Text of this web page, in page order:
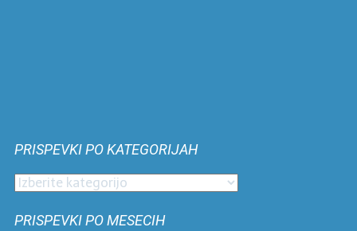
PRISPEVKI PO KATEGORIJAH
Prispevki
kategorijah
PRISPEVKI PO MESECIH